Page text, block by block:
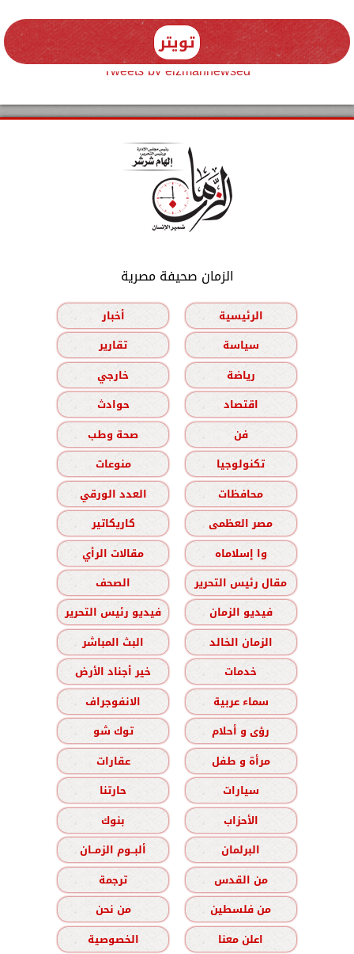
تويتر
Tweets by elzmannewseg
الزمان صحيفة مصرية
الرئيسية
أخبار
سياسة
تقارير
رياضة
خارجي
اقتصاد
حوادث
فن
صحة وطب
تكنولوجيا
منوعات
محافظات
العدد الورقي
مصر العظمى
كاريكاتير
وا إسلاماه
مقالات الرأي
مقال رئيس التحرير
الصحف
فيديو الزمان
فيديو رئيس التحرير
الزمان الخالد
البث المباشر
خدمات
خير أجناد الأرض
سماء عربية
الانفوجراف
رؤى و أحلام
توك شو
مرأة و طفل
عقارات
سيارات
حارتنا
الأحزاب
بنوك
البرلمان
ألبــوم الزمــان
من القدس
ترجمة
من فلسطين
من نحن
اعلن معنا
الخصوصية